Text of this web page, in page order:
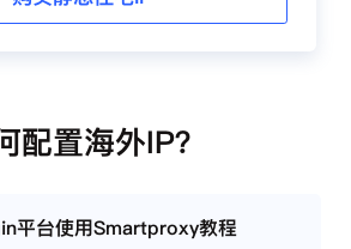
配置海外IP？
平台使用Smartproxy教程